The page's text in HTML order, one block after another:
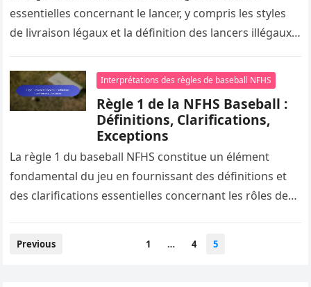
essentielles concernant le lancer, y compris les styles
de livraison légaux et la définition des lancers illégaux,
Interprétations des règles de baseball NFHS
Règle 1 de la NFHS Baseball :
Définitions, Clarifications,
Exceptions
La règle 1 du baseball NFHS constitue un élément
fondamental du jeu en fournissant des définitions et
des clarifications essentielles concernant les rôles des
Posts
Previous 1 … 4 5